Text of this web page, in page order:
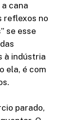
a cana
reflexos no
se esse
à indústria
ela, é com
parado,